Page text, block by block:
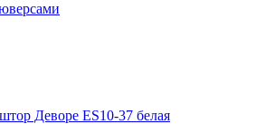
Деворе ES10-37 белая